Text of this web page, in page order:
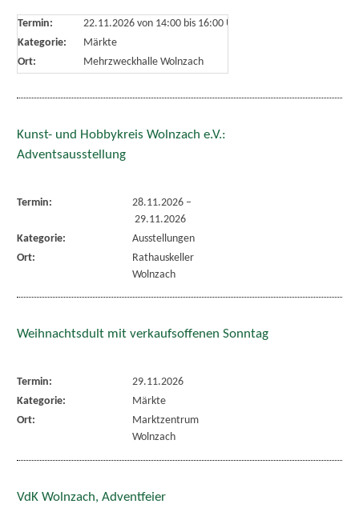
Termin: 22.11.2026 von 14:00bis 16:00 Uhr
Kategorie:
Märkte
Ort:
Mehrzweckhalle Wolnzach
Kunst- und Hobbykreis Wolnzach e.V.:
Adventsausstellung
Termin: 28.11.2026–
29.11.2026
Kategorie:
Ausstellungen
Ort:
Rathauskeller
Wolnzach
Weihnachtsdult mit verkaufsoffenen Sonntag
Termin:
29.11.2026
Kategorie:
Märkte
Ort:
Marktzentrum
Wolnzach
VdK Wolnzach, Adventfeier